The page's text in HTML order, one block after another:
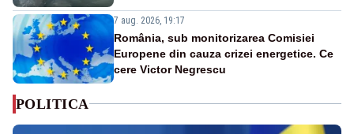
7 aug. 2026, 19:17
România, sub monitorizarea Comisiei
Europene din cauza crizei energetice. Ce
cere Victor Negrescu
POLITICA